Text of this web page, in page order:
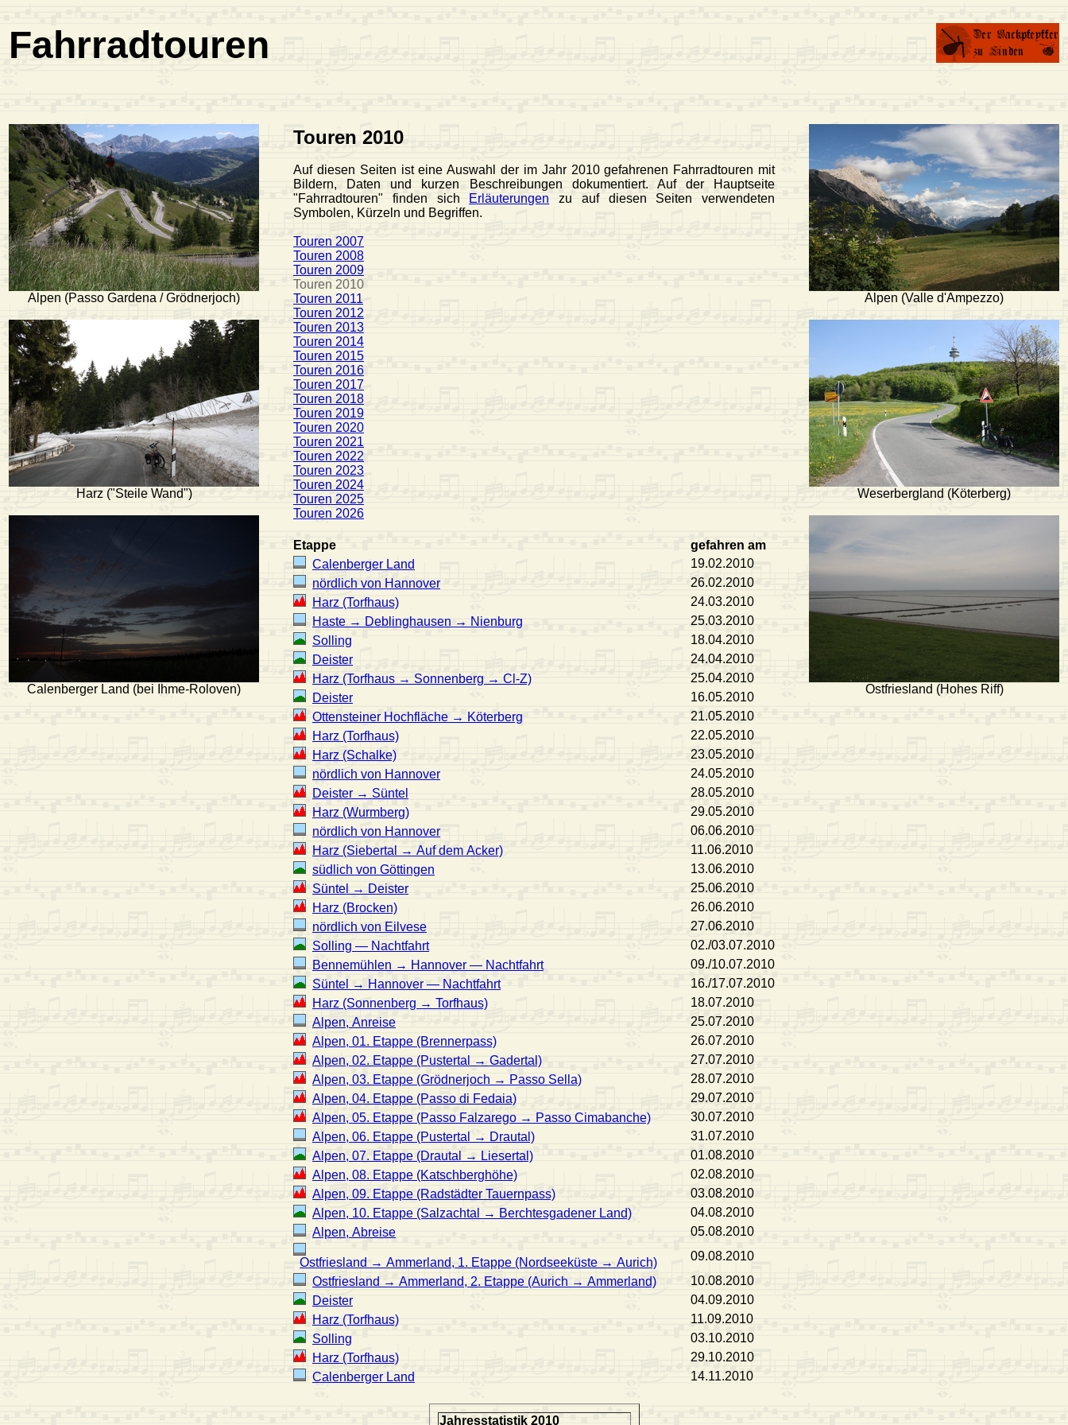
Fahrradtouren
Alpen (Passo Gardena / Grödnerjoch)
Harz ("Steile Wand")
Calenberger Land (bei Ihme-Roloven)
Touren 2010
Auf diesen Seiten ist eine Auswahl der im Jahr 2010 gefahrenen Fahrradtouren mit
Bildern, Daten und kurzen Beschreibungen dokumentiert. Auf der Hauptseite
"Fahrradtouren" finden sich
Erläuterungen zu auf diesen Seiten verwendeten
Symbolen, Kürzeln und Begriffen.
Touren 2007
Touren 2008
Touren 2009
Touren 2010
Touren 2011
Touren 2012
Touren 2013
Touren 2014
Touren 2015
Touren 2016
Touren 2017
Touren 2018
Touren 2019
Touren 2020
Touren 2021
Touren 2022
Touren 2023
Touren 2024
Touren 2025
Touren 2026
Etappe
gefahren am
Calenberger Land
19.02.2010
nördlich von Hannover
26.02.2010
Harz (Torfhaus)
24.03.2010
Haste → Deblinghausen → Nienburg
25.03.2010
Solling
18.04.2010
Deister
24.04.2010
Harz (Torfhaus → Sonnenberg → Cl-Z)
25.04.2010
Deister
16.05.2010
Ottensteiner Hochfläche → Köterberg
21.05.2010
Harz (Torfhaus)
22.05.2010
Harz (Schalke)
23.05.2010
nördlich von Hannover
24.05.2010
Deister → Süntel
28.05.2010
Harz (Wurmberg)
29.05.2010
nördlich von Hannover
06.06.2010
Harz (Siebertal → Auf dem Acker)
11.06.2010
südlich von Göttingen
13.06.2010
Süntel → Deister
25.06.2010
Harz (Brocken)
26.06.2010
nördlich von Eilvese
27.06.2010
Solling — Nachtfahrt
02./03.07.2010
Bennemühlen → Hannover — Nachtfahrt
09./10.07.2010
Süntel → Hannover — Nachtfahrt
16./17.07.2010
Harz (Sonnenberg → Torfhaus)
18.07.2010
Alpen, Anreise
25.07.2010
Alpen, 01. Etappe (Brennerpass)
26.07.2010
Alpen, 02. Etappe (Pustertal → Gadertal)
27.07.2010
Alpen, 03. Etappe (Grödnerjoch → Passo Sella)
28.07.2010
Alpen, 04. Etappe (Passo di Fedaia)
29.07.2010
Alpen, 05. Etappe (Passo Falzarego → Passo Cimabanche)
30.07.2010
Alpen, 06. Etappe (Pustertal → Drautal)
31.07.2010
Alpen, 07. Etappe (Drautal → Liesertal)
01.08.2010
Alpen, 08. Etappe (Katschberghöhe)
02.08.2010
Alpen, 09. Etappe (Radstädter Tauernpass)
03.08.2010
Alpen, 10. Etappe (Salzachtal → Berchtesgadener Land)
04.08.2010
Alpen, Abreise
05.08.2010
Ostfriesland → Ammerland, 1. Etappe (Nordseeküste → Aurich)
09.08.2010
Ostfriesland → Ammerland, 2. Etappe (Aurich → Ammerland)
10.08.2010
Deister
04.09.2010
Harz (Torfhaus)
11.09.2010
Solling
03.10.2010
Harz (Torfhaus)
29.10.2010
Calenberger Land
14.11.2010
Alpen (Valle d'Ampezzo)
Weserbergland (Köterberg)
Ostfriesland (Hohes Riff)
Jahresstatistik 2010